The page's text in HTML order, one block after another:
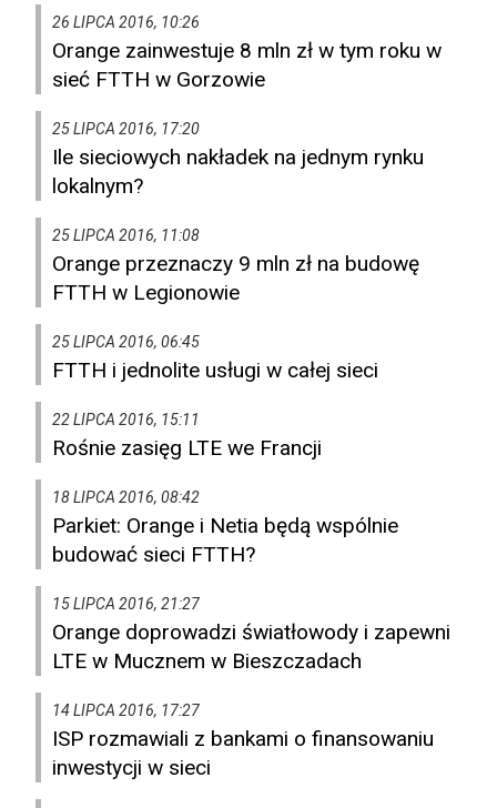
26 LIPCA 2016, 10:26
Orange zainwestuje 8 mln zł w tym roku w
sieć FTTH w Gorzowie
25 LIPCA 2016, 17:20
Ile sieciowych nakładek na jednym rynku
lokalnym?
25 LIPCA 2016, 11:08
Orange przeznaczy 9 mln zł na budowę
FTTH w Legionowie
25 LIPCA 2016, 06:45
FTTH i jednolite usługi w całej sieci
22 LIPCA 2016, 15:11
Rośnie zasięg LTE we Francji
18 LIPCA 2016, 08:42
Parkiet: Orange i Netia będą wspólnie
budować sieci FTTH?
15 LIPCA 2016, 21:27
Orange doprowadzi światłowody i zapewni
LTE w Mucznem w Bieszczadach
14 LIPCA 2016, 17:27
ISP rozmawiali z bankami o finansowaniu
inwestycji w sieci